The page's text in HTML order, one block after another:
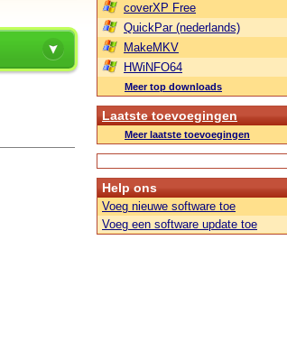
coverXP Free
QuickPar (nederlands)
MakeMKV
HWiNFO64
Meer top downloads
Laatste toevoegingen
Meer laatste toevoegingen
Help ons
Voeg nieuwe software toe
Voeg een software update toe